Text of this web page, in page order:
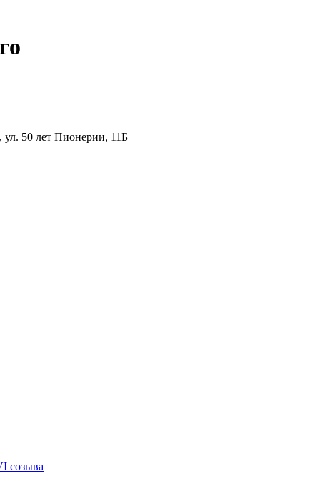
50 лет Пионерии, 11Б
созыва